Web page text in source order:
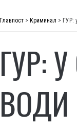
Главпост > Криминал > ГУР:
ГУР:
ВОДИ